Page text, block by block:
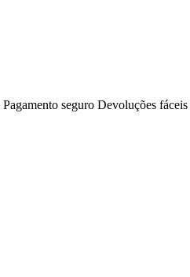
Pagamento seguro Devoluções fáceis